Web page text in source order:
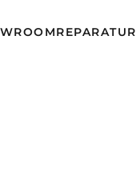
REPARATUR